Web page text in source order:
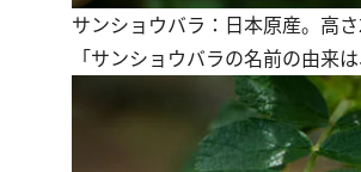
サンショウバラ：日本原産。高
「サンショウバラの名前の由来